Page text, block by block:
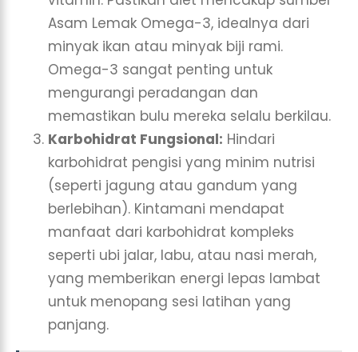
Asam Lemak Omega-3, idealnya dari
minyak ikan atau minyak biji rami.
Omega-3 sangat penting untuk
mengurangi peradangan dan
memastikan bulu mereka selalu berkilau.
Karbohidrat Fungsional: Hindari
karbohidrat pengisi yang minim nutrisi
(seperti jagung atau gandum yang
berlebihan). Kintamani mendapat
manfaat dari karbohidrat kompleks
seperti ubi jalar, labu, atau nasi merah,
yang memberikan energi lepas lambat
untuk menopang sesi latihan yang
panjang.